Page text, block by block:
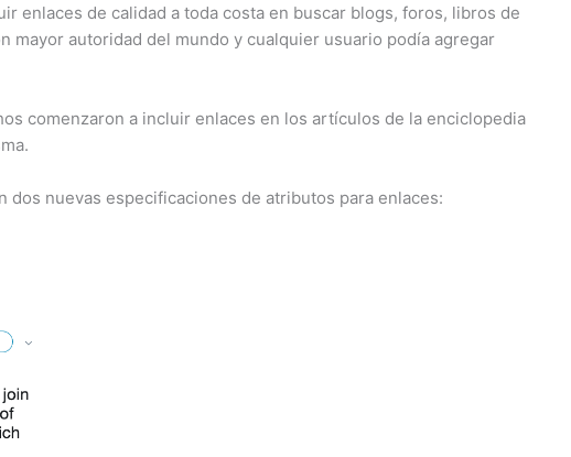
enlaces de calidad a toda costa en buscar blogs, foros, libros de
mayor autoridad del mundo y cualquier usuario podía agregar
comenzaron a incluir enlaces en los artículos de la enciclopedia
dos nuevas especificaciones de atributos para enlaces: